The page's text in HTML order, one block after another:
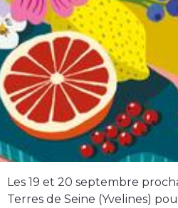
Les 19 et 20 septembre
Terres de Seine (Yvelines)